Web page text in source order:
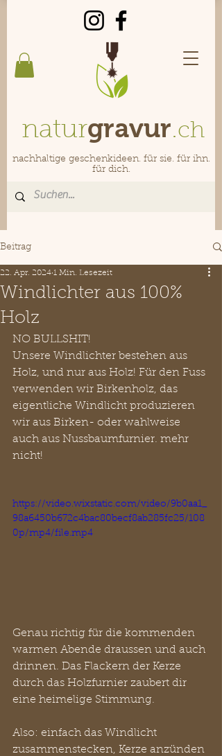
naturgravur.ch
nachhaltige geschenkideen. für sie. für ihn.
für dich.
Beitrag
Windlichter aus 100%
Holz
22. Apr. 2024 1 Min. Lesezeit
NO BULLSHIT!
Unsere Windlichter bestehen aus
Holz, und nur aus Holz! Für den Fuss
verwenden wir Birkenholz, das
eigentliche Windlicht produzieren
wir aus Birken- oder wahlweise
auch aus Nussbaumfurnier. mehr
nicht!
https://video.wixstatic.com/video/9b0aa1_
98a6450b672c4bac80becf8ab285fc25/108
0p/mp4/file.mp4
Genau richtig für die kommenden
warmen Abende draussen und auch
drinnen. Das Flackern der Kerze
durch das Holzfurnier zaubert dir
eine heimelige Stimmung.
Also: einfach das Windlicht
zusammenstecken, Kerze anzünden